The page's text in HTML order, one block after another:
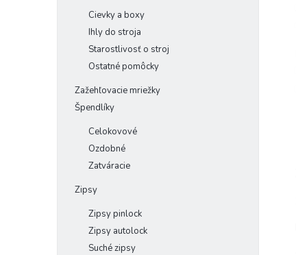
Cievky a boxy
Ihly do stroja
Starostlivosť o stroj
Ostatné pomôcky
Zažehľovacie mriežky
Špendlíky
Celokovové
Ozdobné
Zatváracie
Zipsy
Zipsy pinlock
Zipsy autolock
Suché zipsy